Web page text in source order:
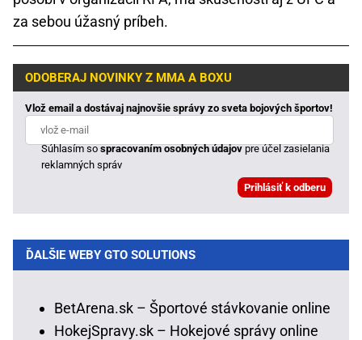
za sebou úžasný príbeh.
ODOBERAJ NOVINKY Z MMA A BOXU
Vlož email a dostávaj najnovšie správy zo sveta bojových športov!
Súhlasím sospracovaním osobných údajovpre účel zasielania
reklamných správ
ĎALŠIE WEBY GTO SOLUTIONS
BetArena.sk – Športové stávkovanie online
HokejSpravy.sk – Hokejové správy online